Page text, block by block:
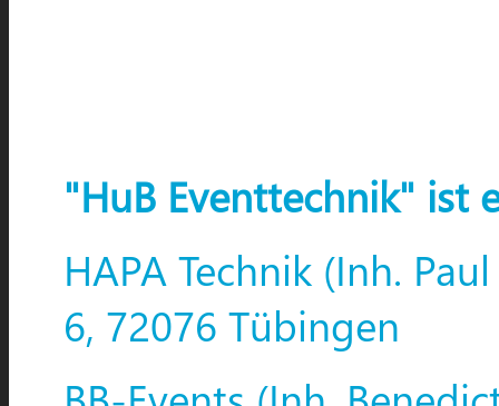
"HuB Eventtechnik" ist
HAPA Technik (Inh.
6, 72076 Tübingen